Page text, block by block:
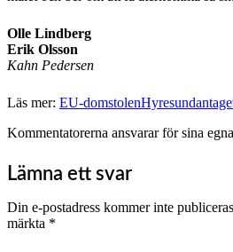
Olle Lindberg
Erik Olsson
Kahn Pedersen
Läs mer: EU-domstolen
Kommentatorerna ansvarar för sina
Lämna ett svar
Din e-postadress kommer inte
märkta *